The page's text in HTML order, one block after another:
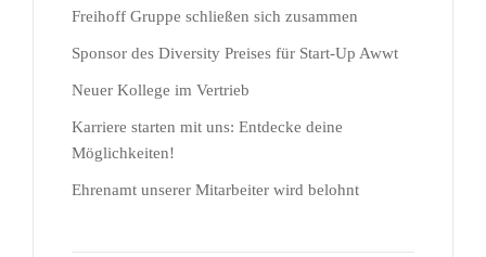
Freihoff Gruppe schließen sich zusammen
Sponsor des Diversity Preises für Start-Up Awwt
Neuer Kollege im Vertrieb
Karriere starten mit uns: Entdecke deine
Möglichkeiten!
Ehrenamt unserer Mitarbeiter wird belohnt